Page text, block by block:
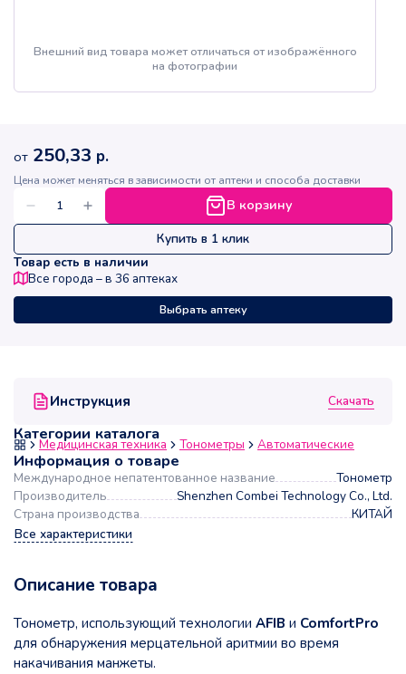
Внешний вид товара может отличаться от изображённого
на фотографии
Инструкция Скачать
Категории каталога
Медицинская техника Тонометры Автоматические
Информация о товаре
Международное непатентованное название
Тонометр
Производитель
Shenzhen Combei Technology Co., Ltd.
Страна производства
КИТАЙ
Все характеристики
Описание товара
Тонометр, использующий технологии AFIB и ComfortPro
для обнаружения мерцательной аритмии во время
накачивания манжеты.
от 250,33 р.
Цена может меняться в зависимости от аптеки и способа доставки
В корзину
Купить в 1 клик
Товар есть в наличии
Все города – в 36 аптеках
Выбрать аптеку